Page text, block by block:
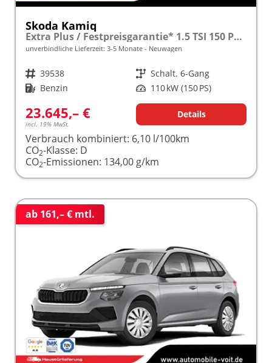
Skoda Kamiq
Extra Plus / Festpreisgarantie* 1.5 TSI 150 PS frei konfigurierbar!
unverbindliche Lieferzeit: 3-5 Monate Neuwagen
Fahrzeugnr. 39538 Getriebe Schalt. 6-Gang
Kraftstoff Benzin Leistung 110 kW (150 PS)
23.645,– €
incl. 19% MwSt.
Details
Verbrauch kombiniert: 6,10 l/100km
CO2-Klasse: D
CO2-Emissionen: 134,00 g/km
ab 161,– € mtl.